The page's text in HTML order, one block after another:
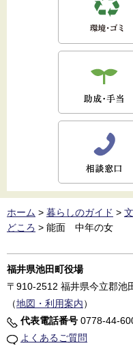
ホーム > 暮らしのガイド >
どころ > 能面 中年の女
福井県池田町役場
〒910-2512 福井県今立郡池
（地図・利用案内）
代表電話番号 0778-44-
よくあるご質問